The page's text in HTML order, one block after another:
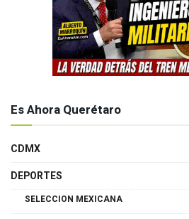
Es Ahora Querétaro
CDMX
DEPORTES
SELECCION MEXICANA